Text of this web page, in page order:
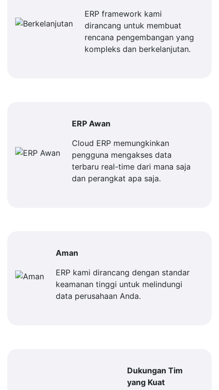
ERP framework kami
dirancang untuk membuat
rencana pengembangan yang
kompleks dan berkelanjutan.
ERP Awan
Cloud ERP memungkinkan
pengguna mengakses data
terbaru real-time dari mana saja
dan perangkat apa saja.
Aman
ERP kami dirancang dengan standar
keamanan tinggi untuk melindungi
data perusahaan Anda.
Dukungan Tim
yang Kuat